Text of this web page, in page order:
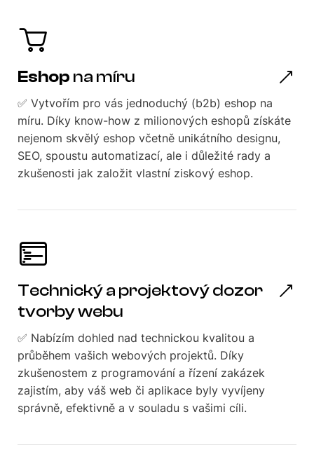
Eshop na míru
✅ Vytvořím pro vás jednoduchý (b2b) eshop na
míru. Díky know-how z milionových eshopů získáte
nejenom skvělý eshop včetně unikátního designu,
SEO, spoustu automatizací, ale i důležité rady a
zkušenosti jak založit vlastní ziskový eshop.
Technický a projektový dozor
tvorby webu
✅ Nabízím dohled nad technickou kvalitou a
průběhem vašich webových projektů. Díky
zkušenostem z programování a řízení zakázek
zajistím, aby váš web či aplikace byly vyvíjeny
správně, efektivně a v souladu s vašimi cíli.